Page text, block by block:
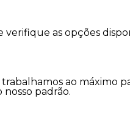
as opções
ao
padrão.